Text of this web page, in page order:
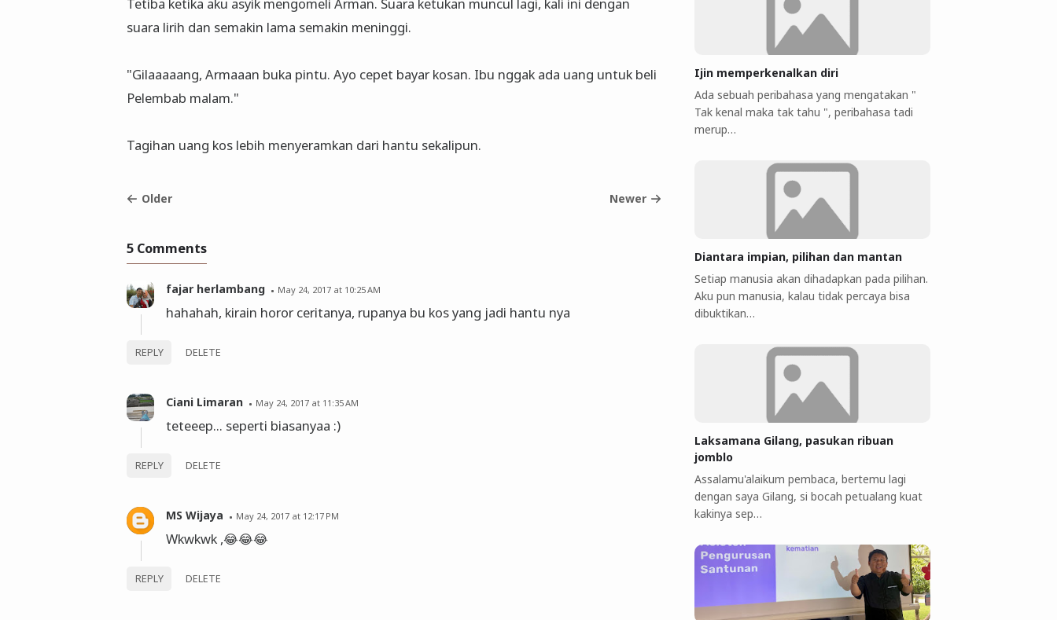
Tetiba ketika aku asyik mengomeli Arman. Suara ketukan muncul lagi, kali ini dengan
suara lirih dan semakin lama semakin meninggi.
"Gilaaaaang, Armaaan buka pintu. Ayo cepet bayar kosan. Ibu nggak ada uang untuk beli
Pelembab malam."
Tagihan uang kos lebih menyeramkan dari hantu sekalipun.
Older Newer
5 Comments
fajar herlambang May 24, 2017 at 10:25 AM
hahahah, kirain horor ceritanya, rupanya bu kos yang jadi hantu nya
REPLY DELETE
Ciani Limaran May 24, 2017 at 11:35 AM
teteeep... seperti biasanyaa :)
REPLY DELETE
MS Wijaya May 24, 2017 at 12:17 PM
Wkwkwk ,😂😂😂
REPLY DELETE
Ijin memperkenalkan diri
Ada sebuah peribahasa yang mengatakan "
Tak kenal maka tak tahu ", peribahasa tadi
merup…
Diantara impian, pilihan dan mantan
Setiap manusia akan dihadapkan pada pilihan.
Aku pun manusia, kalau tidak percaya bisa
dibuktikan…
Laksamana Gilang, pasukan ribuan
jomblo
Assalamu'alaikum pembaca, bertemu lagi
dengan saya Gilang, si bocah petualang kuat
kakinya sep…